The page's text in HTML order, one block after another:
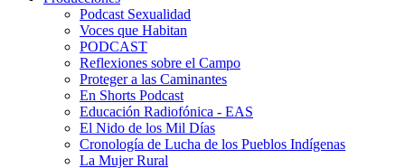
Podcast Sexualidad
Voces que Habitan
PODCAST
Reflexiones sobre el Campo
Proteger a las Caminantes
En Shorts Podcast
Educación Radiofónica - EAS
El Nido de los Mil Días
Cronología de Lucha de los Pueblos Indígenas
La Mujer Rural